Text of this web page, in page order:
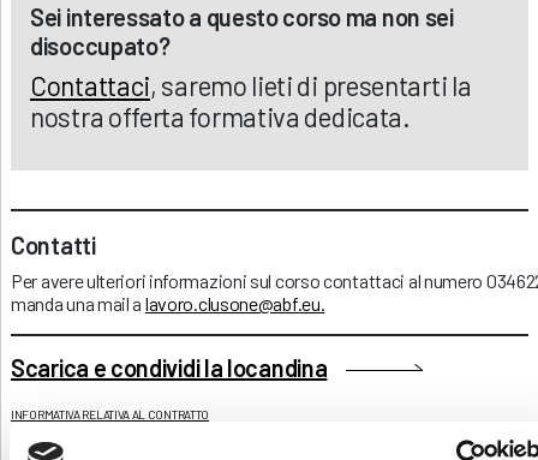
Sei interessato a questo corso ma non sei
disoccupato?
Contattaci, saremo lieti di presentarti la
nostra offerta formativa dedicata.
Contatti
Per avere ulteriori informazioni sul corso contattaci al numero
manda una mail a lavoro.clusone@abf.eu.
Scarica e condividi la locandina
INFORMATIVA RELATIVA AL CONTRATTO